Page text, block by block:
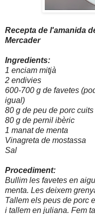
Recepta de l'amanida
Mercader
Ingredients:
1 enciam mitjà
2 endivies
600-700 g de favetes
igual)
80 g de peu de porc
80 g de pernil ibèric
1 manat de menta
Vinagreta de mostassa
Sal
Procediment:
Bullim les favetes en
menta. Les deixem
Tallem els peus de porc
i tallem en juliana. Fem